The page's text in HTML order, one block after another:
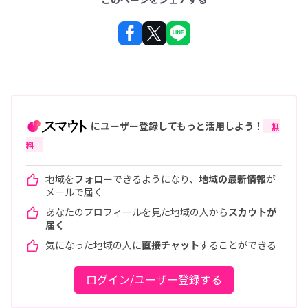
にユーザー登録してもっと活用しよう！
無
料
地域をフォローできるようになり、 地域の最新情報が
メールで届く
あなたのプロフィールを見た地域の人から スカウトが
届く
気になった地域の人に直接チャットすることができる
ログイン/ユーザー登録する